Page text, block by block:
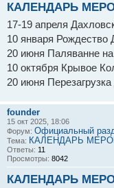
КАЛЕНДАРЬ
17-19 апреля
10 января Рождество
20 июня Паляванне
10 октября Крывое
20 июня
founder
15 окт 2025, 18:06
Форум: Официальный
Тема: КАЛЕНДАРЬ
Ответы: 11
Просмотры: 8042
КАЛЕНДАРЬ